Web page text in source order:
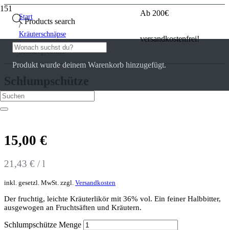
Products search
Ab 200€
versandkostenfrei!
Produkt wurde deinem Warenkorb hinzugefügt.
Start
/
Kräuterschnäpse
/
Schlumpschütze
0Kundenrezensionen
15,00 €
21,43 € / l
inkl. gesetzl. MwSt. zzgl. Versandkosten
Der fruchtig, leichte Kräuterlikör mit 36% vol. Ein feiner Halbbitter,
ausgewogen an Fruchtsäften und Kräutern.
Schlumpschütze Menge